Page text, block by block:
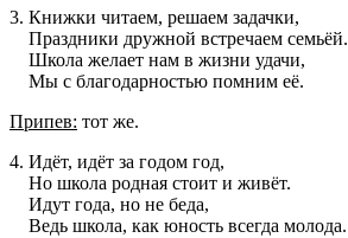
3. Книжки читаем, решаем задачки,
Праздники дружной встречаем семьёй.
Школа желает нам в жизни удачи,
Мы с благодарностью помним её.
Припев: тот же.
4. Идёт, идёт за годом год,
Но школа родная стоит и живёт.
Идут года, но не беда,
Ведь школа, как юность всегда молода.